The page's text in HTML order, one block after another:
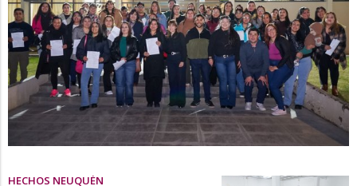
HECHOS NEUQUÉN